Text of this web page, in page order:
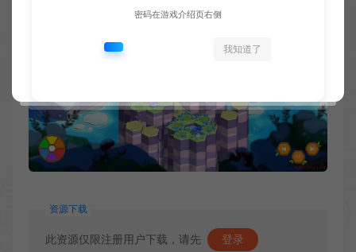
资源下载
此资源仅限注册用户下载，请先 登录
密码在游戏介绍页右侧
我知道了